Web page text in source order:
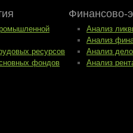
ресурсов
фондов
Финансово-
Анализ
Анализ
Анализ
Анализ